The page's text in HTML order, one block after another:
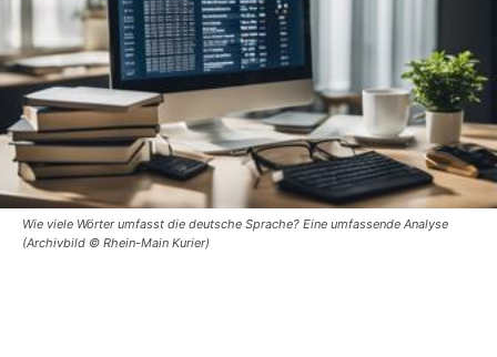
Wie viele Wörter umfasst die deutsche Sprache? Eine umfassende Analyse
(Archivbild © Rhein-Main Kurier)